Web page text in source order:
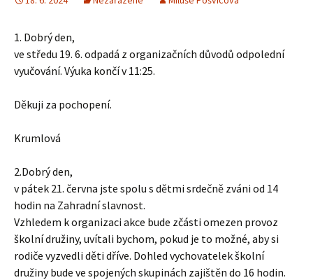
1. Dobrý den,
ve středu 19. 6. odpadá z organizačních důvodů odpolední
vyučování. Výuka končí v 11:25.
Děkuji za pochopení.
Krumlová
2.Dobrý den,
v pátek 21. června jste spolu s dětmi srdečně zváni od 14
hodin na Zahradní slavnost.
Vzhledem k organizaci akce bude zčásti omezen provoz
školní družiny, uvítali bychom, pokud je to možné, aby si
rodiče vyzvedli děti dříve. Dohled vychovatelek školní
družiny bude ve spojených skupinách zajištěn do 16 hodin.